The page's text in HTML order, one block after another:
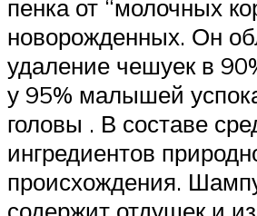
пенка от “молочных
новорожденных. Он
удаление чешуек в
у 95% малышей
головы . В составе
ингредиентов
происхождения.